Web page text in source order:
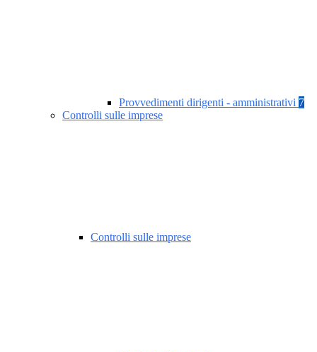
Provvedimenti dirigenti - amministrativi 7
Controlli sulle imprese
Controlli sulle imprese